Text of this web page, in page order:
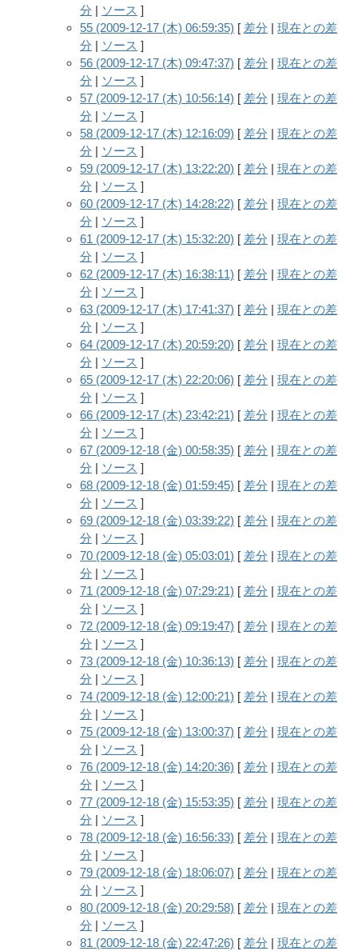
分 | ソース ]
55 (2009-12-17 (木) 06:59:35) [ 差分 | 現在との差
分 | ソース ]
56 (2009-12-17 (木) 09:47:37) [ 差分 | 現在との差
分 | ソース ]
57 (2009-12-17 (木) 10:56:14) [ 差分 | 現在との差
分 | ソース ]
58 (2009-12-17 (木) 12:16:09) [ 差分 | 現在との差
分 | ソース ]
59 (2009-12-17 (木) 13:22:20) [ 差分 | 現在との差
分 | ソース ]
60 (2009-12-17 (木) 14:28:22) [ 差分 | 現在との差
分 | ソース ]
61 (2009-12-17 (木) 15:32:20) [ 差分 | 現在との差
分 | ソース ]
62 (2009-12-17 (木) 16:38:11) [ 差分 | 現在との差
分 | ソース ]
63 (2009-12-17 (木) 17:41:37) [ 差分 | 現在との差
分 | ソース ]
64 (2009-12-17 (木) 20:59:20) [ 差分 | 現在との差
分 | ソース ]
65 (2009-12-17 (木) 22:20:06) [ 差分 | 現在との差
分 | ソース ]
66 (2009-12-17 (木) 23:42:21) [ 差分 | 現在との差
分 | ソース ]
67 (2009-12-18 (金) 00:58:35) [ 差分 | 現在との差
分 | ソース ]
68 (2009-12-18 (金) 01:59:45) [ 差分 | 現在との差
分 | ソース ]
69 (2009-12-18 (金) 03:39:22) [ 差分 | 現在との差
分 | ソース ]
70 (2009-12-18 (金) 05:03:01) [ 差分 | 現在との差
分 | ソース ]
71 (2009-12-18 (金) 07:29:21) [ 差分 | 現在との差
分 | ソース ]
72 (2009-12-18 (金) 09:19:47) [ 差分 | 現在との差
分 | ソース ]
73 (2009-12-18 (金) 10:36:13) [ 差分 | 現在との差
分 | ソース ]
74 (2009-12-18 (金) 12:00:21) [ 差分 | 現在との差
分 | ソース ]
75 (2009-12-18 (金) 13:00:37) [ 差分 | 現在との差
分 | ソース ]
76 (2009-12-18 (金) 14:20:36) [ 差分 | 現在との差
分 | ソース ]
77 (2009-12-18 (金) 15:53:35) [ 差分 | 現在との差
分 | ソース ]
78 (2009-12-18 (金) 16:56:33) [ 差分 | 現在との差
分 | ソース ]
79 (2009-12-18 (金) 18:06:07) [ 差分 | 現在との差
分 | ソース ]
80 (2009-12-18 (金) 20:29:58) [ 差分 | 現在との差
分 | ソース ]
81 (2009-12-18 (金) 22:47:26) [ 差分 | 現在との差